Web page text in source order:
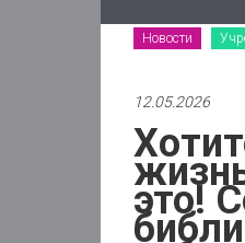
Новости
12.05.2026
это!